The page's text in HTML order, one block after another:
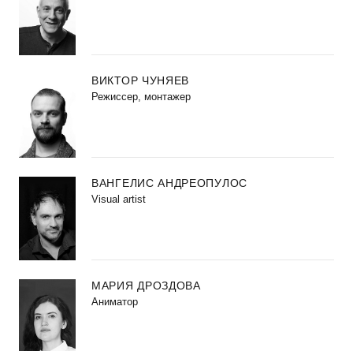
ВИКТОР ЧУНЯЕВ
Режиссер, монтажер
ВАНГЕЛИС АНДРЕОПУЛОС
Visual artist
МАРИЯ ДРОЗДОВА
Аниматор